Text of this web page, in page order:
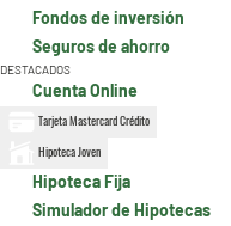
Fondos de inversión
Seguros de ahorro
DESTACADOS
Cuenta Online
Tarjeta Mastercard Crédito
Hipoteca Joven
Hipoteca Fija
Simulador de Hipotecas